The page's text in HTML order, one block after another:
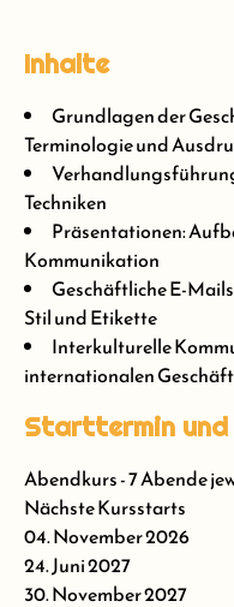
Inhalte
Grundlagen der
Terminologie und
Techniken
Präsentationen:
Kommunikation
Geschäftliche E-
Stil und Etikette
Interkulturelle
internationalen Geschäft
Starttermin und
Abendkurs - 7 Abende
Nächste Kursstarts
04. November 2026
24. Juni 2027
30. November 2027